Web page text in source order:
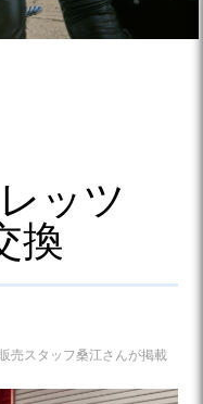
ッツ
換
売スタッフ桑江さんが掲載